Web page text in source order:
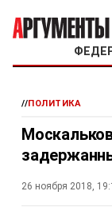
//ПОЛИТИКА
26 ноября 2018,